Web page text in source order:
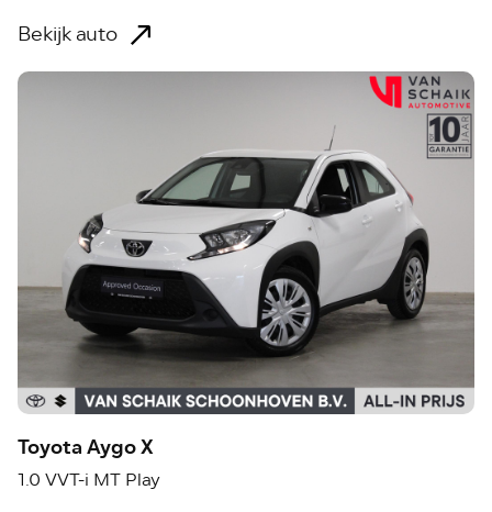
Bekijk auto
Toyota Aygo X
1.0 VVT-i MT Play